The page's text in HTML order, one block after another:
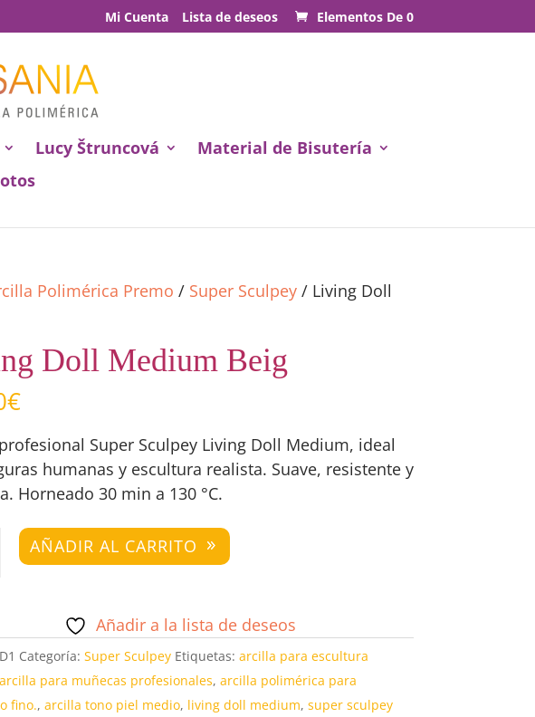
Mi Cuenta Lista de deseos Elementos De 0
Lucy Štruncová
Material de Bisutería
Polimérica Premo / Super Sculpey / Living Doll
Doll Medium Beig
€
Super Sculpey Living Doll Medium, ideal
humanas y escultura realista. Suave, resistente y
Horneado 30 min a 130 °C.
AÑADIR AL CARRITO
Añadir a la lista de deseos
Categoría: Super Sculpey Etiquetas: arcilla para escultura
arcilla para muñecas profesionales, arcilla polimérica para
fino., arcilla tono piel medio, living doll medium, super sculpey